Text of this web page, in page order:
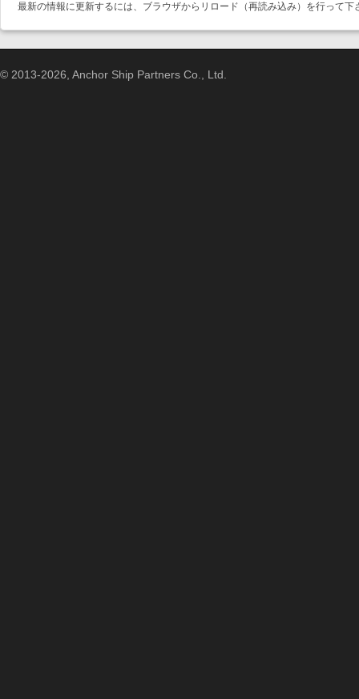
最新の情報に更新するには、ブラウザからリロード（再読み込み）を行って下
© 2013-2026, Anchor Ship Partners Co., Ltd.